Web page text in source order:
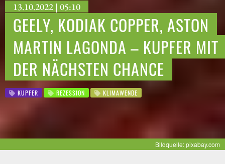
13.10.2022 | 05:10
GEELY, KODIAK COPPER, ASTON
MARTIN LAGONDA – KUPFER MIT
DER NÄCHSTEN CHANCE
KUPFER REZESSION KLIMAWENDE
Bildquelle: pixabay.com